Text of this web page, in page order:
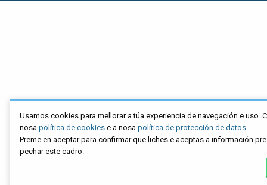
Usamos cookies para mellorar a túa experiencia de navegación e uso.
nosa política de cookies e a nosa política de protección de datos
Preme en aceptar para confirmar que liches e aceptas a información
pechar este cadro.